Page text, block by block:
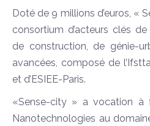
Doté de 9 millions d’euros, «
consortium d’acteurs clés
de construction, de génie-
avancées, composé de
et d’ESIEE-Paris.
«Sense-city » a vocation à
Nanotechnologies au